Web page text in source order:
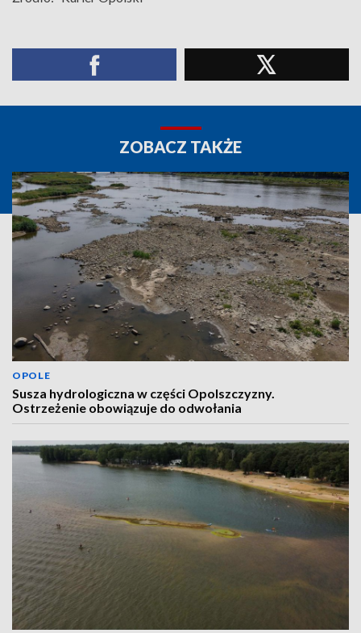
ZOBACZ TAKŻE
OPOLE
Susza hydrologiczna w części Opolszczyzny.
Ostrzeżenie obowiązuje do odwołania